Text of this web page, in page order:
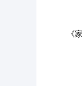
《
38